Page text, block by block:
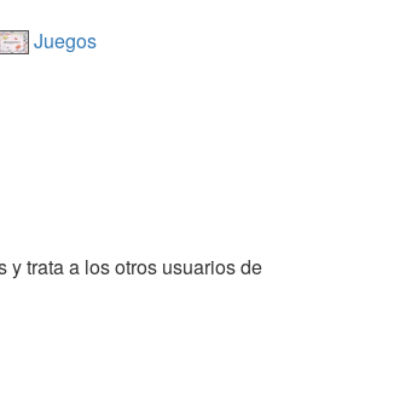
Juegos
trata a los otros usuarios de